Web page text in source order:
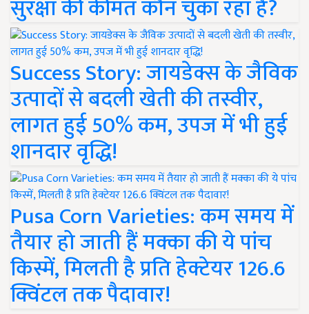
सुरक्षा की कीमत कौन चुका रहा है?
Success Story: जायडेक्स के जैविक
उत्पादों से बदली खेती की तस्वीर,
लागत हुई 50% कम, उपज में भी हुई
शानदार वृद्धि!
Pusa Corn Varieties: कम समय में
तैयार हो जाती हैं मक्का की ये पांच
किस्में, मिलती है प्रति हेक्टेयर 126.6
क्विंटल तक पैदावार!